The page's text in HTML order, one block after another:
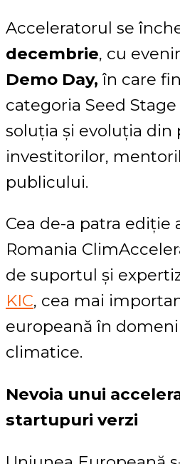
Acceleratorul se
decembrie, cu
Demo Day, în care
categoria Seed
soluția și evoluția din
investitorilor,
publicului.
Cea de-a patra ediție
Romania
de suportul și
KIC, cea mai
europeană în
climatice.
Nevoia unui
startupuri verzi